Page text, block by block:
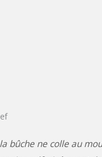
bûche ne colle au